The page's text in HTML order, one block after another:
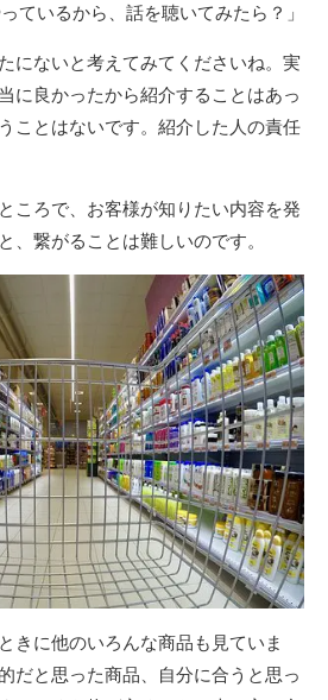
ているから、話を聴いてみたら？」
にないと考えてみてくださいね。実
に良かったから紹介することはあっ
ことはないです。紹介した人の責任
ころで、お客様が知りたい内容を発
、繋がることは難しいのです。
きに他のいろんな商品も見ていま
だと思った商品、自分に合うと思っ